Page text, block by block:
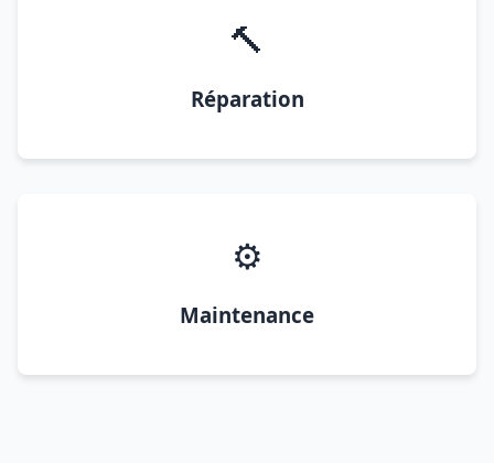
🔨
Réparation
⚙️
Maintenance